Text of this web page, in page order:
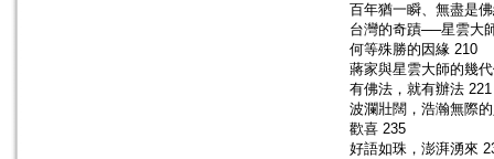
百年猶一瞬、無盡是
台灣的奇蹟──星雲大
何等殊勝的因緣 210
蔣家與星雲大師的幾
有佛法，就有辦法 221
波瀾壯闊，浩瀚無際
歡喜 235
好語如珠，澎湃湧來